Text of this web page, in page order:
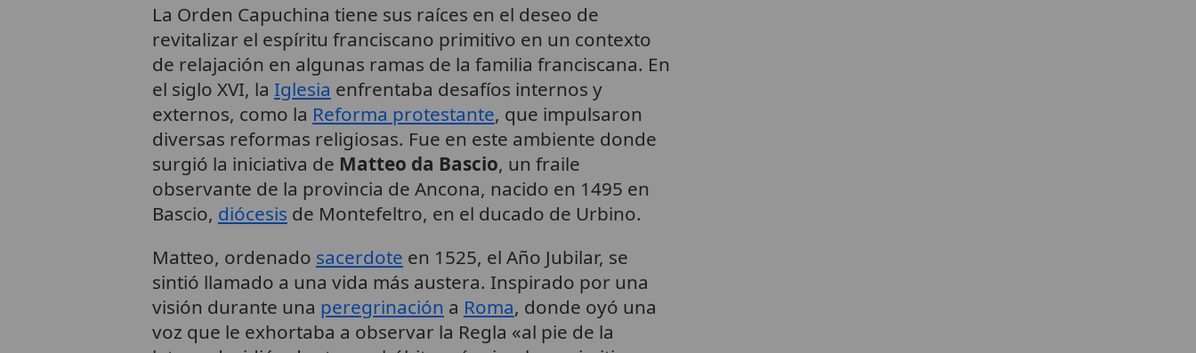
La Orden Capuchina tiene sus raíces en el deseo de
revitalizar el espíritu franciscano primitivo en un contexto
de relajación en algunas ramas de la familia franciscana. En
el siglo XVI, la Iglesia enfrentaba desafíos internos y
externos, como la Reforma protestante, que impulsaron
diversas reformas religiosas. Fue en este ambiente donde
surgió la iniciativa de Matteo da Bascio, un fraile
observante de la provincia de Ancona, nacido en 1495 en
Bascio, diócesis de Montefeltro, en el ducado de Urbino.
Matteo, ordenado sacerdote en 1525, el Año Jubilar, se
sintió llamado a una vida más austera. Inspirado por una
visión durante una peregrinación a Roma, donde oyó una
voz que le exhortaba a observar la Regla «al pie de la